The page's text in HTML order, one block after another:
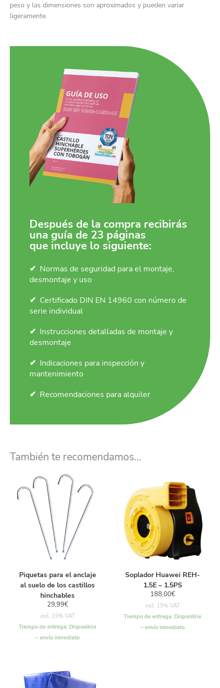
peso y las dimensiones son aproximados y pueden variar
ligeramente.
Después de la compra recibirás
una guía de 23 páginas
que incluye lo siguiente:
Normas de seguridad para el montaje,
desmontaje y uso
Certificado DIN EN 14960 con número de
serie individual
Instrucciones detalladas de montaje y
desmontaje
Indicaciones para inspección y
mantenimiento
Recomendaciones para alquiler
También te recomendamos…
Piquetas para el anclaje
al suelo de los castillos
hinchables
29,99€
incl. 19% VAT
Tiempo de entrega: Disponible
– envío inmediato
Soplador Huawei REH-
1.5E – 1.5PS
188,00€
incl. 19% VAT
Tiempo de entrega: Disponible
– envío inmediato